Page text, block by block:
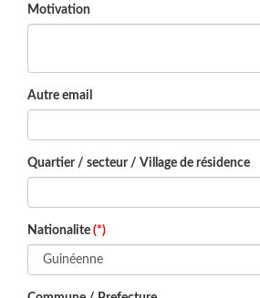
Motivation
Autre email
Quartier / secteur / Village de résidence
Nationalite (*)